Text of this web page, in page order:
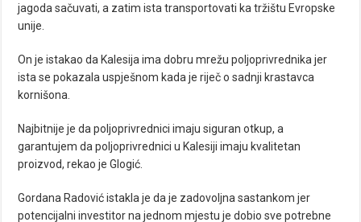
jagoda sačuvati, a zatim ista transportovati ka tržištu Evropske
unije.
On je istakao da Kalesija ima dobru mrežu poljoprivrednika jer
ista se pokazala uspješnom kada je riječ o sadnji krastavca
kornišona.
Najbitnije je da poljoprivrednici imaju siguran otkup, a
garantujem da poljoprivrednici u Kalesiji imaju kvalitetan
proizvod, rekao je Glogić.
Gordana Radović istakla je da je zadovoljna sastankom jer
potencijalni investitor na jednom mjestu je dobio sve potrebne